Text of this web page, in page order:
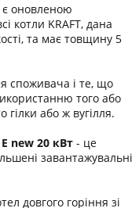
є оновленою
котли KRAFT, дана
та має товщину 5
споживача і те, що
того або
або ж вугілля.
new 20 кВт - це
завантажувальні
довгого горіння зі